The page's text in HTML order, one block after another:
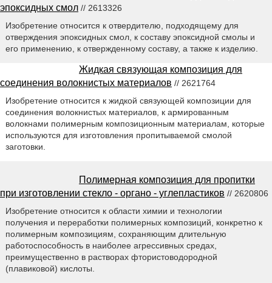
эпоксидных смол // 2613326
Изобретение относится к отвердителю, подходящему для
отверждения эпоксидных смол, к составу эпоксидной смолы и
его применению, к отвержденному составу, а также к изделию.
Жидкая связующая композиция для
соединения волокнистых материалов // 2621764
Изобретение относится к жидкой связующей композиции для
соединения волокнистых материалов, к армированным
волокнами полимерным композиционным материалам, которые
используются для изготовления пропитываемой смолой
заготовки.
Полимерная композиция для пропитки
при изготовлении стекло - органо - углепластиков // 2620806
Изобретение относится к области химии и технологии
получения и переработки полимерных композиций, конкретно к
полимерным композициям, сохраняющим длительную
работоспособность в наиболее агрессивных средах,
преимущественно в растворах фтористоводородной
(плавиковой) кислоты.